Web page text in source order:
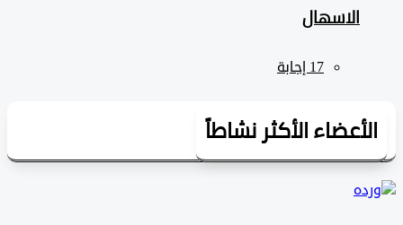
الاسهال
الأكثر نشاطاً